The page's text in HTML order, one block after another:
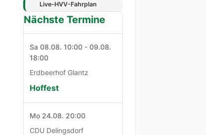
Live-HVV-Fahrplan
Nächste Termine
Sa 08.08. 10:00 - 09.08.
18:00
Erdbeerhof Glantz
Hoffest
Mo 24.08. 20:00
CDU Delingsdorf